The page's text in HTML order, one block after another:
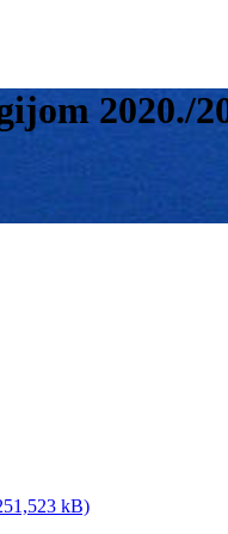
2020./
kB)